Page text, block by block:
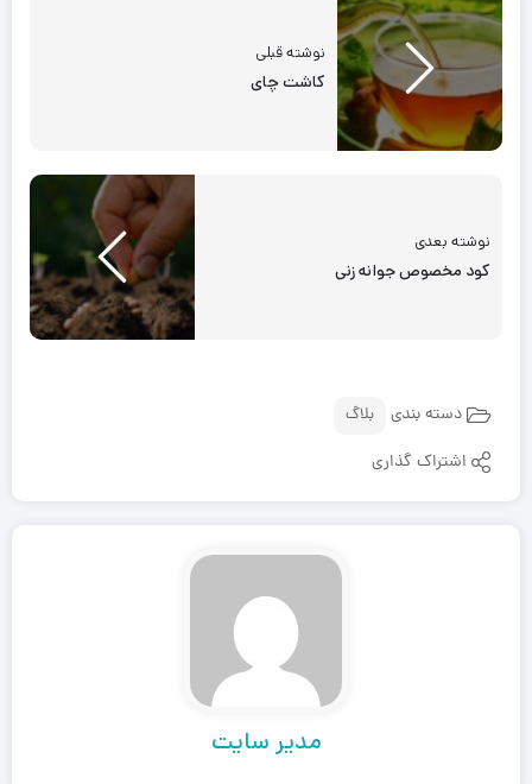
نوشته قبلی
کاشت چای
نوشته بعدی
کود مخصوص جوانه زنی
دسته بندی بلاگ
اشتراک گذاری
مدیر سایت